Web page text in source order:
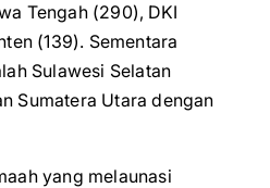
Tengah (290), DKI
(139). Sementara
Sulawesi Selatan
Sumatera Utara dengan
yang melaunasi